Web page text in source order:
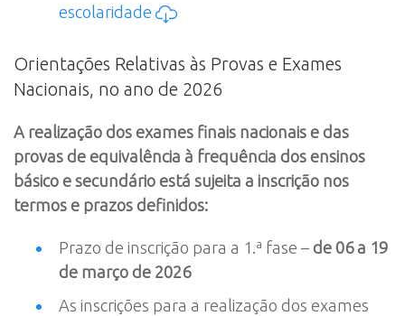
escolaridade
Orientações Relativas às Provas e Exames
Nacionais, no ano de 2026
A realização dos exames finais nacionais e das
provas de equivalência à frequência dos ensinos
básico e secundário está sujeita a inscrição nos
termos e prazos definidos:
Prazo de inscrição para a 1.ª fase – de 06 a 19
de março de 2026
As inscrições para a realização dos exames